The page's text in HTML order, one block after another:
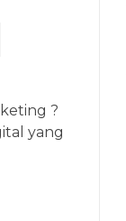
?
yang